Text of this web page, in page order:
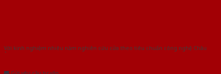
Với kinh nghiệm nhiêu năm nghiên cứu cửa theo tiêu chuẩn công nghệ Châu
Âu.Chúng tôi tự tin là nhà sản xuất & cung cấp hàng đầu tại Việt Nam!